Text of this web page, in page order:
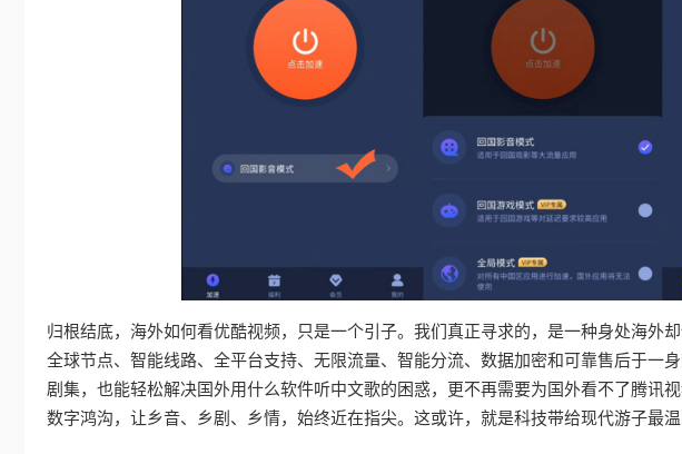
归根结底，海外如何看优酷视频，只是一个引子。我们真正寻求的，是一种身处海外
全球节点、智能线路、全平台支持、无限流量、智能分流、数据加密和可靠售后于一
剧集，也能轻松解决国外用什么软件听中文歌的困惑，更不再需要为国外看不了腾讯
数字鸿沟，让乡音、乡剧、乡情，始终近在指尖。这或许，就是科技带给现代游子最温